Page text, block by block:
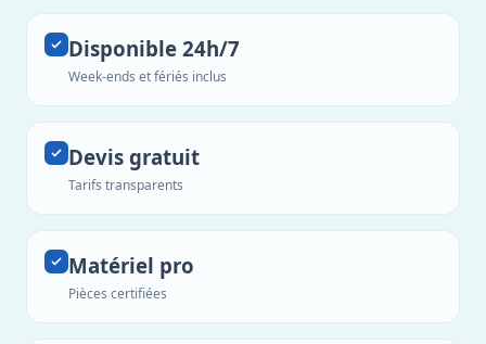
Disponible 24h/7
Week-ends et fériés inclus
Devis gratuit
Tarifs transparents
Matériel pro
Pièces certifiées